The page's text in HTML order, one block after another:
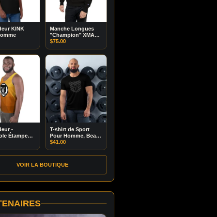
KINK
Manche Longues
"Champion" XMAS
BEAR
$75.00
-
Étampe
T-shirt de Sport
Pour Homme, Bear-
It Filigrane
$41.00
VOIR LA BOUTIQUE